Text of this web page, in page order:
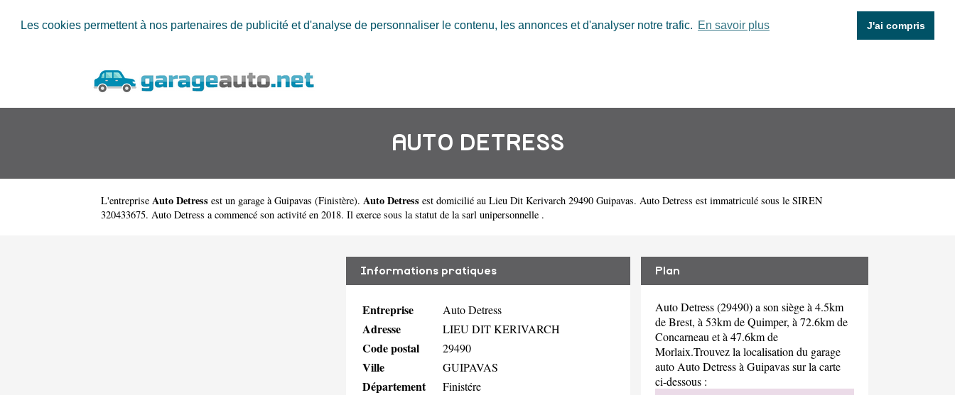
Les cookies permettent à nos partenaires de publicité et d'analyse de personnaliser le contenu, les annonces et d'analyser notre trafic. En savoir plus J'ai compris
AUTO DETRESS
L'entreprise Auto Detress est un garage à Guipavas (Finistère). Auto Detress est domicilié au Lieu Dit Kerivarch 29490 Guipavas. Auto Detress est immatriculé sous le SIREN
320433675. Auto Detress a commencé son activité en 2018. Il exerce sous la statut de la sarl unipersonnelle .
Informations pratiques
Entreprise Auto Detress
Adresse LIEU DIT KERIVARCH
Code postal 29490
Ville GUIPAVAS
Département Finistére
Plan
Auto Detress (29490) a son siège à 4.5km
de Brest, à 53km de Quimper, à 72.6km de
Concarneau et à 47.6km de
Morlaix.Trouvez la localisation du garage
auto Auto Detress à Guipavas sur la carte
ci-dessous :